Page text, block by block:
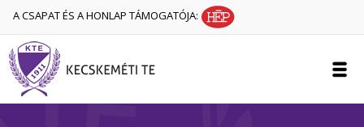
A CSAPAT ÉS A HONLAP TÁMOGATÓJA: